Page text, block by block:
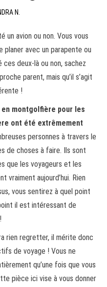
N.
un avion ou non. Vous vous
planer avec un parapente ou
ces deux-là ou non, sachez
parent, mais qu’il s’agit
!
montgolfière pour les
ont été extrêmement
personnes à travers le
de choses à faire. Ils sont
que les voyageurs et les
aujourd’hui. Rien
vous sentirez à quel point
il est intéressant de
rien regretter, il mérite donc
de voyage ! Vous ne
qu’une fois que vous
pièce ici vise à vous donner